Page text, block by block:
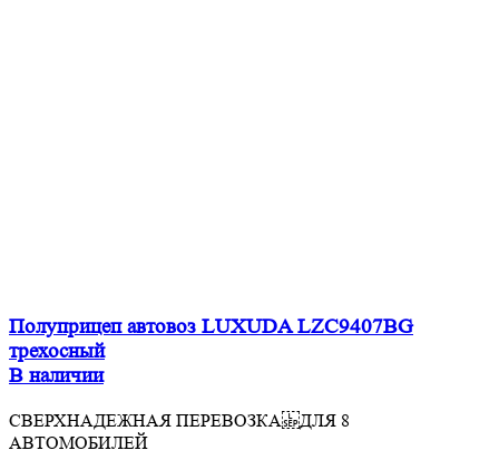
Полуприцеп автовоз LUXUDA LZC9407BG
трехосный
В наличии
СВЕРХНАДЕЖНАЯ ПЕРЕВОЗКА ДЛЯ 8
АВТОМОБИЛЕЙ